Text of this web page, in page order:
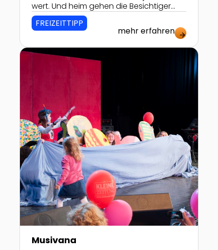
wert. Und heim gehen die Besichtiger
dann sogar mit ihrem eigenen Brot!
FREIZEITTIPP
mehr erfahren arrow_forward
Zur Detailseite von Musivana
Musivana